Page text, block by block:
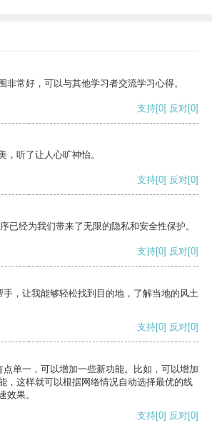
非常好，可以与其他学习者交流学习心得。
支持[0] 反对[0]
，听了让人心旷神怡。
支持[0] 反对[0]
已经为我们带来了无限的隐私和安全性保护。
支持[0] 反对[0]
，让我能够轻松找到目的地，了解当地的风土
支持[0] 反对[0]
单一，可以增加一些新功能。比如，可以增加
，这样就可以根据网络情况自动选择最优的线
效果。
支持[0] 反对[0]